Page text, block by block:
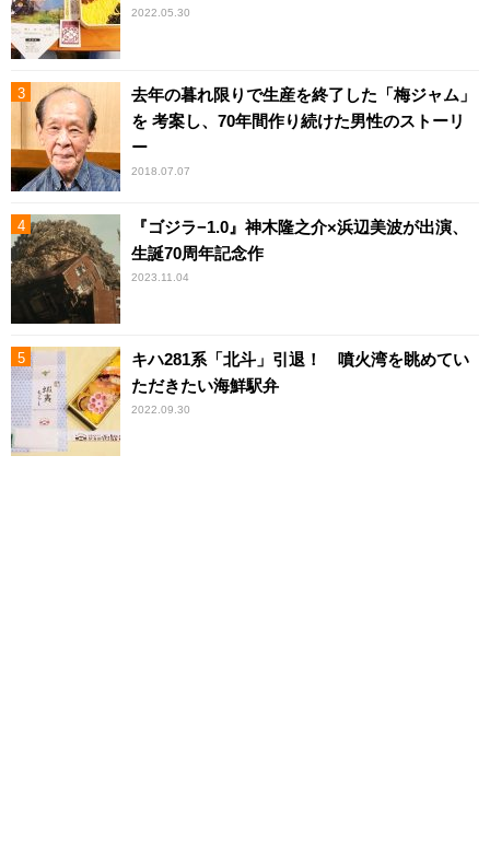
2022.05.30
去年の暮れ限りで生産を終了した「梅ジャム」
を 考案し、70年間作り続けた男性のストーリ
ー
2018.07.07
『ゴジラ−1.0』神木隆之介×浜辺美波が出演、
生誕70周年記念作
2023.11.04
キハ281系「北斗」引退！ 噴火湾を眺めてい
ただきたい海鮮駅弁
2022.09.30